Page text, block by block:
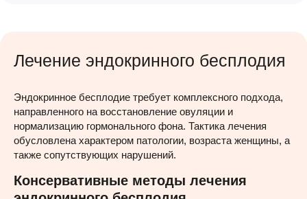
Лечение эндокринного бесплодия
Эндокринное бесплодие требует комплексного подхода,
направленного на восстановление овуляции и
нормализацию гормонального фона. Тактика лечения
обусловлена характером патологии, возраста женщины, а
также сопутствующих нарушений.
Консервативные методы лечения